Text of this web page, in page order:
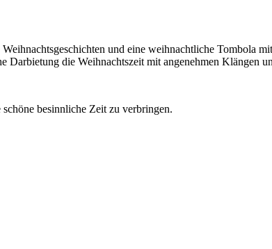
und eine weihnachtliche Tombola
die Weihnachtszeit mit angenehmen Klängen
besinnliche Zeit zu verbringen.